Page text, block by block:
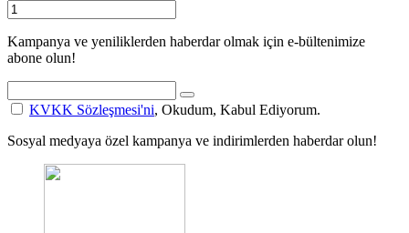
Kampanya ve yeniliklerden haberdar olmak için e-bültenimize
abone olun!
KVKK Sözleşmesi'ni, Okudum, Kabul Ediyorum.
Sosyal medyaya özel kampanya ve indirimlerden haberdar olun!